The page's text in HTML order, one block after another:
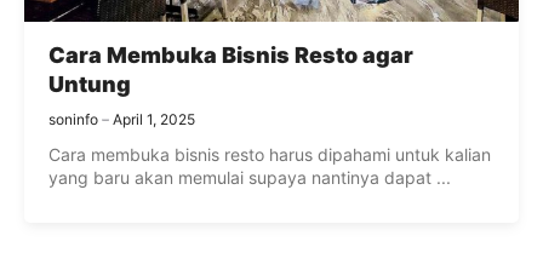
Cara Membuka Bisnis Resto agar
Untung
soninfo April 1, 2025
Cara membuka bisnis resto harus dipahami untuk kalian
yang baru akan memulai supaya nantinya dapat ...